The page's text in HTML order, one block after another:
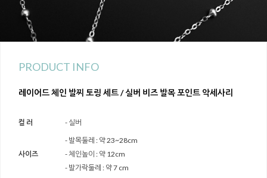
PRODUCT INFO
레이어드 체인 발찌 토링 세트 / 실버 비즈 발목 포인트 악세사리
컬 러 - 실버
사이즈
- 발목둘레 : 약 23~28cm
- 체인높이 : 약 12cm
- 발가락둘레 : 약 7 cm